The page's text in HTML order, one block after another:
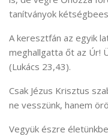
tanítványok
A keresztfán az egyik
meghallgatta őt az Úr!
(Lukács 23,43).
Csak Jézus Krisztus
ne vesszünk, hanem
Vegyük észre